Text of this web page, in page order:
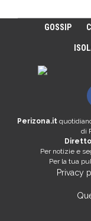
GOSSIP
Perizona.it
di
Per notizie e
Per la tua
Privacy